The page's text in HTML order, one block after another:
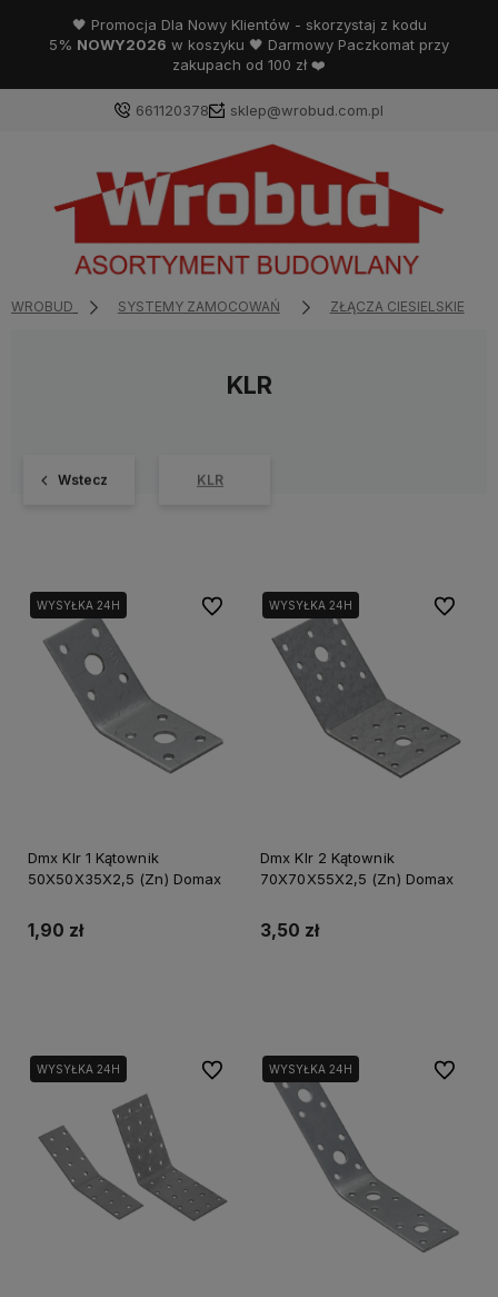
🖤 Promocja Dla Nowy Klientów - skorzystaj z kodu
5% NOWY2026 w koszyku 🖤 Darmowy Paczkomat przy
zakupach od 100 zł ❤️
661120378 sklep@wrobud.com.pl
WROBUD SYSTEMY ZAMOCOWAŃ ZŁĄCZA CIESIELSKIE
KLR
Wstecz KLR
WYSYŁKA 24H
Dmx Klr 1 Kątownik
50X50X35X2,5 (Zn) Domax
1,90 zł
Do ulubionychWYSYŁKA 24H
Dmx Klr 2 Kątownik
70X70X55X2,5 (Zn) Domax
3,50 zł
Do
WYSYŁKA 24H Do ulubionychWYSYŁKA 24H Do